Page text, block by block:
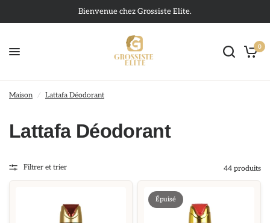
Bienvenue chez Grossiste Elite.
0
Maison / Lattafa Déodorant
Lattafa Déodorant
Filtrer et trier 44 produits
Épuisé